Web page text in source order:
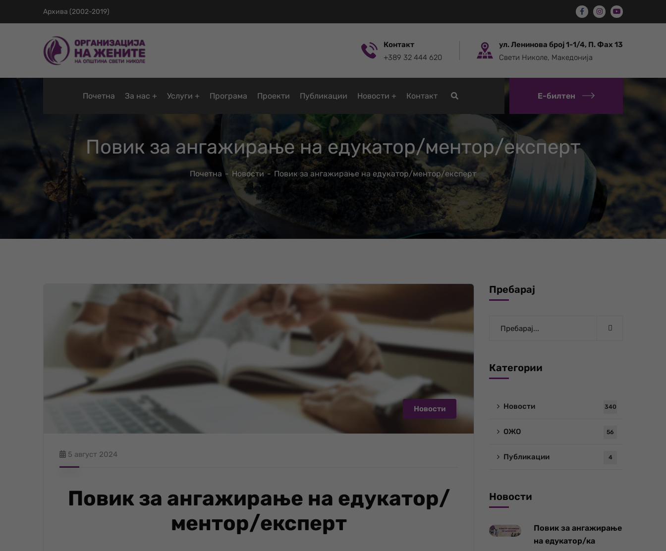
Архива (2002-2019)
Контакт
+389 32 444 620
ул. Ленинова број 1-1/4, П. Фах 13
Свети Николе, Македонија
Почетна За нас Услуги Програмa Проекти Публикации Новости Контакт Е-билтен
Повик за ангажирање на едукатор/ментор/експерт
Почетна Новости Повик за ангажирање на едукатор/ментор/експерт
Новости
5 август 2024
Повик за ангажирање на едукатор/
ментор/експерт
Пребарај
Категории
Новости 340
ОЖО 56
Публикации 4
Новости
Повик за ангажирање
на едукатор/ка